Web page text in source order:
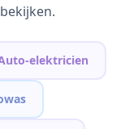
elektricien